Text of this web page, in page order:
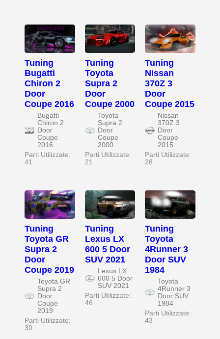
Tuning
Bugatti
Chiron 2
Door
Coupe 2016
Bugatti
Chiron 2
Door
Coupe
2016
Parti Utilizzate:
41
Tuning
Toyota
Supra 2
Door
Coupe 2000
Toyota
Supra 2
Door
Coupe
2000
Parti Utilizzate:
21
Tuning
Nissan
370Z 3
Door
Coupe 2015
Nissan
370Z 3
Door
Coupe
2015
Parti Utilizzate:
28
Tuning
Toyota GR
Supra 2
Door
Coupe 2019
Toyota GR
Supra 2
Door
Coupe
2019
Parti Utilizzate:
30
Tuning
Lexus LX
600 5 Door
SUV 2021
Lexus LX
600 5 Door
SUV 2021
Parti Utilizzate:
46
Tuning
Toyota
4Runner 3
Door SUV
1984
Toyota
4Runner 3
Door SUV
1984
Parti Utilizzate:
43